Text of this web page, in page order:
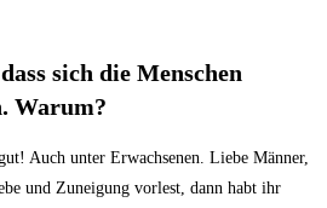
sich die Menschen
Warum?
Auch unter Erwachsenen. Liebe Männer,
und Zuneigung vorlest, dann habt ihr